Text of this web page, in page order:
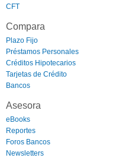
CFT
Compara
Plazo Fijo
Préstamos Personales
Créditos Hipotecarios
Tarjetas de Crédito
Bancos
Asesora
eBooks
Reportes
Foros Bancos
Newsletters